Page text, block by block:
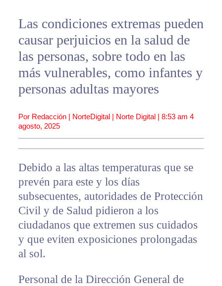
Las condiciones extremas pueden
causar perjuicios en la salud de
las personas, sobre todo en las
más vulnerables, como infantes y
personas adultas mayores
Por Redacción | NorteDigital | Norte Digital | 8:53 am 4
agosto, 2025
Debido a las altas temperaturas que se
prevén para este y los días
subsecuentes, autoridades de Protección
Civil y de Salud pidieron a los
ciudadanos que extremen sus cuidados
y que eviten exposiciones prolongadas
al sol.
Personal de la Dirección General de